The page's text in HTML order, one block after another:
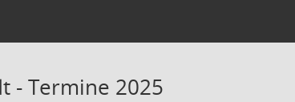
- Termine 2025